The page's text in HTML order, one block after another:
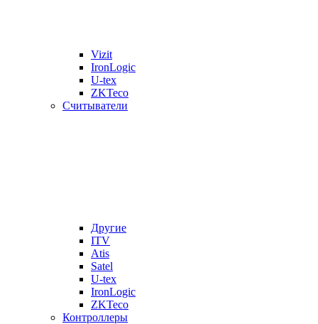
Vizit
IronLogic
U-tex
ZKTeco
Считыватели
Другие
ITV
Atis
Satel
U-tex
IronLogic
ZKTeco
Контроллеры